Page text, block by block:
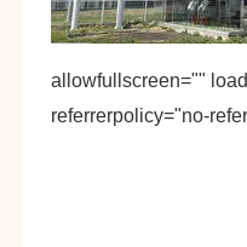
allowfullscreen=""
referrerpolicy="no-